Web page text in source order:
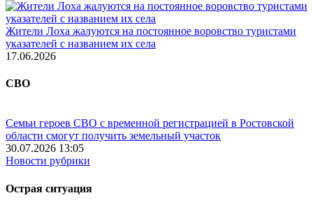
Жители Лоха жалуются на постоянное воровство туристами
указателей с названием их села
17.06.2026
СВО
Семьи героев СВО с временной регистрацией в Ростовской
области смогут получить земельный участок
30.07.2026 13:05
Новости рубрики
Острая ситуация